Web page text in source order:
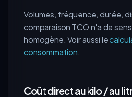
Volumes, fréquence, durée,
comparaison TCO n'a de
homogène. Voir aussi le
consommation.
Coût direct au kilo / au